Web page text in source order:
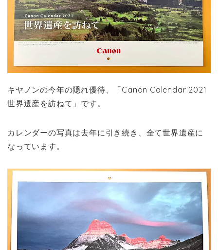
キヤノンの今年の隠れ優待、「Canon Calendar 2021
世界遺産を訪ねて」です。
カレンダーの写真は去年に引き続き、全て世界遺産に
なっています。